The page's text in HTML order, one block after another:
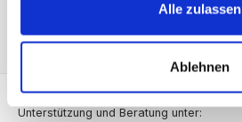
Alle zulassen
Ablehnen
Service-Hotline
Unterstützung und Beratung unter: